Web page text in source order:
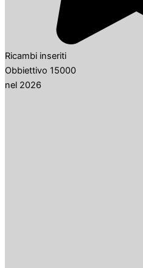
Ricambi inseriti
Obbiettivo 15000
nel 2026